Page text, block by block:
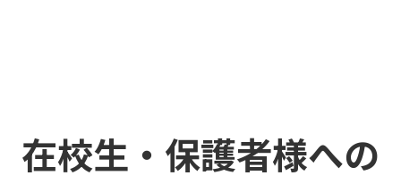
在校生・保護者様への